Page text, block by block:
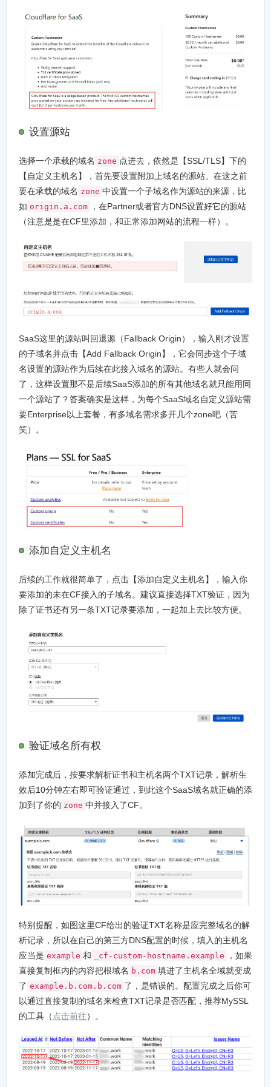
设置源站
选择一个承载的域名 zone 点进去，依然是【SSL/TLS】下的
【自定义主机名】，首先要设置附加上域名的源站。在这之前
要在承载的域名 zone 中设置一个子域名作为源站的来源，比
如 origin.a.com
，在Partner或者官方DNS设置好它的源站
（注意是是在CF里添加，和正常添加网站的流程一样）。
SaaS这里的源站叫回退源（Fallback Origin），输入刚才设置
的子域名并点击【Add Fallback Origin】，它会同步这个子域
名设置的源站作为后续在此接入域名的源站。有些人就会问
了，这样设置那不是后续SaaS添加的所有其他域名就只能用同
一个源站了？答案确实是这样，为每个SaaS域名自定义源站需
要Enterprise以上套餐，有多域名需求多开几个zone吧（苦
笑）。
添加自定义主机名
后续的工作就很简单了，点击【添加自定义主机名】，输入你
要添加的未在CF接入的子域名。建议直接选择TXT验证，因为
除了证书还有另一条TXT记录要添加，一起加上去比较方便。
验证域名所有权
添加完成后，按要求解析证书和主机名两个TXT记录，解析生
效后10分钟左右即可验证通过，到此这个SaaS域名就正确的添
加到了你的 zone 中并接入了CF。
特别提醒，如图这里CF给出的验证TXT名称是应完整域名的解
析记录，所以在自己的第三方DNS配置的时候，填入的主机名
应当是 example 和 _cf-custom-hostname.example
，如果
直接复制框内的内容把根域名 b.com 填进了主机名全域就变成
了 example.b.com.b.com 了，是错误的。配置完成之后你可
以通过直接复制的域名来检查TXT记录是否匹配，推荐MySSL
的工具（ 点击前往）。